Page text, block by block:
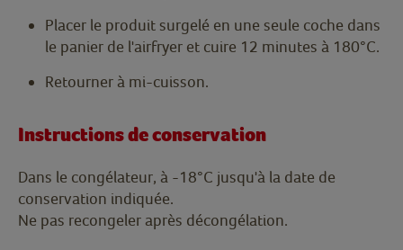
Placer le produit surgelé en une seule coche dans
le panier de l'airfryer et cuire 12 minutes à 180°C.
Retourner à mi-cuisson.
Instructions de conservation
Dans le congélateur, à -18°C jusqu'à la date de
conservation indiquée.
Ne pas recongeler après décongélation.